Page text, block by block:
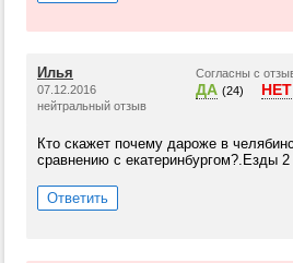
Илья
07.12.2016
нейтральный отзыв
Согласны с
ДА (24) НЕТ
Кто скажет почему дароже в
сравнению с екатеринбургом?.Езды 2
Ответить